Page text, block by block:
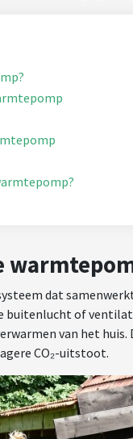
dat
buitenlucht of
van het
CO₂-uitstoot.